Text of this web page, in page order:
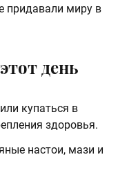
придавали миру в
день
купаться в
здоровья.
настои, мази и